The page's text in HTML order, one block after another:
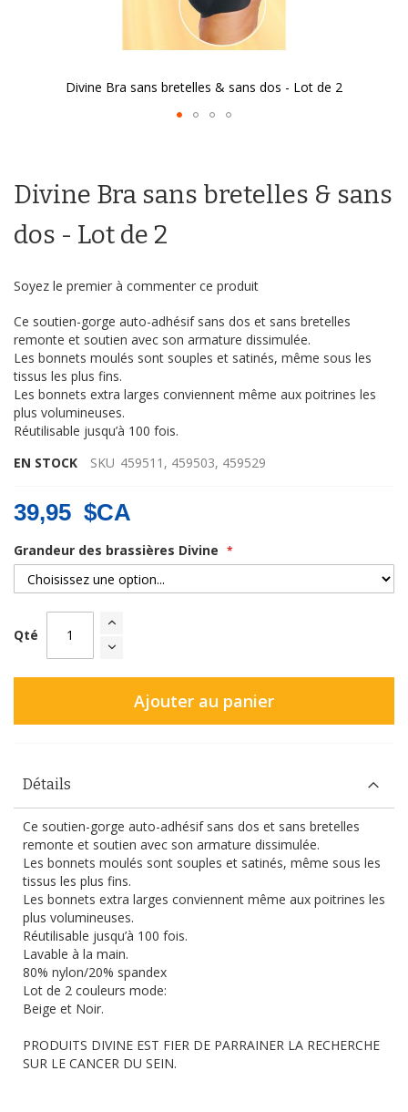
Divine Bra sans bretelles & sans dos - Lot de 2
de
la
Galerie
d’images
Divine Bra sans bretelles & sans
dos - Lot de 2
Soyez le premier à commenter ce produit
Ce soutien-gorge auto-adhésif sans dos et sans bretelles
remonte et soutien avec son armature dissimulée.
Les bonnets moulés sont souples et satinés, même sous les
tissus les plus fins.
Les bonnets extra larges conviennent même aux poitrines les
plus volumineuses.
Réutilisable jusqu’à 100 fois.
EN STOCK
SKU 459511, 459503, 459529
39,95 $CA
Grandeur des brassières Divine
Qté
Ajouter au panier
Détails
Ce soutien-gorge auto-adhésif sans dos et sans bretelles
remonte et soutien avec son armature dissimulée.
Les bonnets moulés sont souples et satinés, même sous les
tissus les plus fins.
Les bonnets extra larges conviennent même aux poitrines les
plus volumineuses.
Réutilisable jusqu’à 100 fois.
Lavable à la main.
80% nylon/20% spandex
Lot de 2 couleurs mode:
Beige et Noir.
PRODUITS DIVINE EST FIER DE PARRAINER LA RECHERCHE
SUR LE CANCER DU SEIN.